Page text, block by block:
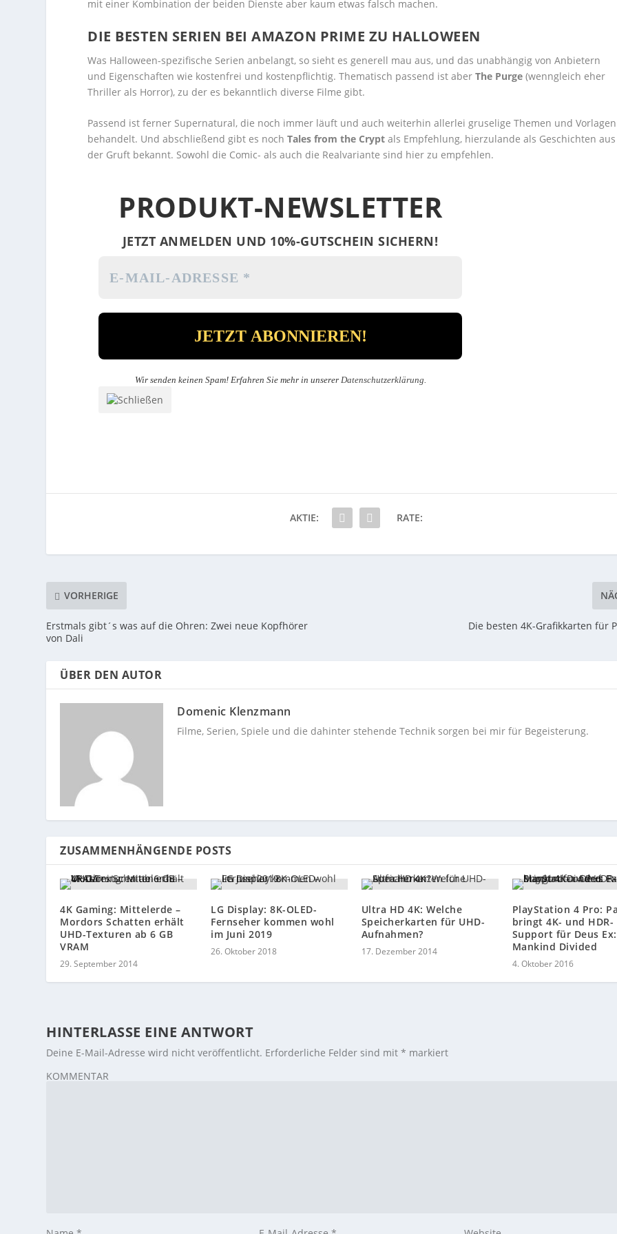
mit einer Kombination der beiden Dienste aber kaum etwas falsch machen.
DIE BESTEN SERIEN BEI AMAZON PRIME ZU HALLOWEEN
Was Halloween-spezifische Serien anbelangt, so sieht es generell mau aus, und das unabhängig von Anbietern
und Eigenschaften wie kostenfrei und kostenpflichtig. Thematisch passend ist aberThe Purge (wenngleich eher
Thriller als Horror), zu der es bekanntlich diverse Filme gibt.
Passend ist ferner Supernatural, die noch immer läuft und auch weiterhin allerlei gruselige Themen und Vorlagen
behandelt. Und abschließend gibt es nochTales from the Crypt als Empfehlung, hierzulande als Geschichten aus
der Gruft bekannt. Sowohl die Comic- als auch die Realvariante sind hier zu empfehlen.
PRODUKT-NEWSLETTER
JETZT ANMELDEN UND 10%-GUTSCHEIN SICHERN!
Wir senden keinen Spam! Erfahren Sie mehr in unserer Datenschutzerklärung
AKTIE: RATE:
VORHERIGE
Erstmals gibt´s was auf die Ohren: Zwei neue Kopfhörer
von Dali
Die besten 4K-Grafikkarten für
ÜBER DEN AUTOR
Domenic Klenzmann
Filme, Serien, Spiele und die dahinter stehende Technik sorgen bei mir für Begeisterung.
ZUSAMMENHÄNGENDE POSTS
4K Gaming: Mittelerde –
Mordors Schatten erhält
UHD-Texturen ab 6 GB
VRAM
29. September 2014
LG Display: 8K-OLED-
Fernseher kommen wohl
im Juni 2019
26. Oktober 2018
Ultra HD 4K: Welche
Speicherkarten für UHD-
Aufnahmen?
17. Dezember 2014
PlayStation 4 Pro:
bringt 4K- und HDR-
Support für Deus Ex:
Mankind Divided
4. Oktober 2016
HINTERLASSE EINE ANTWORT
Deine E-Mail-Adresse wird nicht veröffentlicht. Erforderliche Felder sind mit* markiert
KOMMENTAR